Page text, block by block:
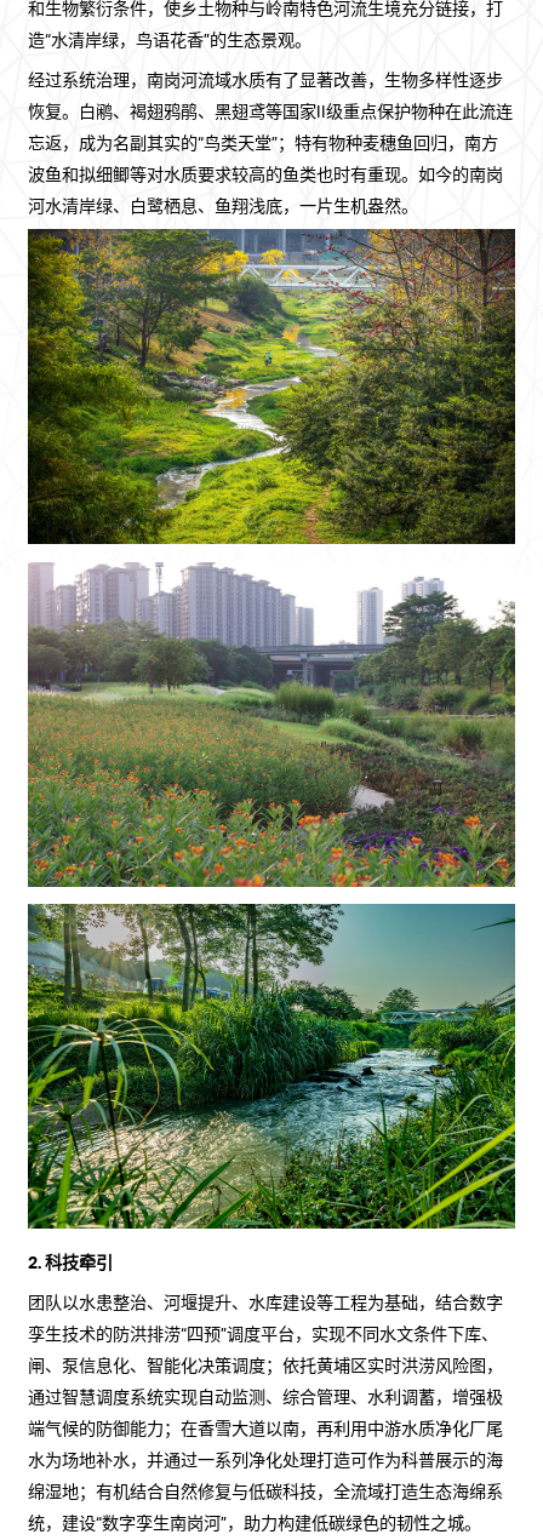
和生物繁衍条件，使乡土物种与岭南特色河流生境充分链接，打
造“水清岸绿，鸟语花香”的生态景观。
经过系统治理，南岗河流域水质有了显著改善，生物多样性逐步
恢复。白鹇、褐翅鸦鹃、黑翅鸢等国家II级重点保护物种在此流连
忘返，成为名副其实的“鸟类天堂”；特有物种麦穗鱼回归，南方
波鱼和拟细鲫等对水质要求较高的鱼类也时有重现。如今的南岗
河水清岸绿、白鹭栖息、鱼翔浅底，一片生机盎然。
2. 科技牵引
团队以水患整治、河堰提升、水库建设等工程为基础，结合数字
孪生技术的防洪排涝“四预”调度平台，实现不同水文条件下库、
闸、泵信息化、智能化决策调度；依托黄埔区实时洪涝风险图，
通过智慧调度系统实现自动监测、综合管理、水利调蓄，增强极
端气候的防御能力；在香雪大道以南，再利用中游水质净化厂尾
水为场地补水，并通过一系列净化处理打造可作为科普展示的海
绵湿地；有机结合自然修复与低碳科技，全流域打造生态海绵系
统，建设“数字孪生南岗河”，助力构建低碳绿色的韧性之城。